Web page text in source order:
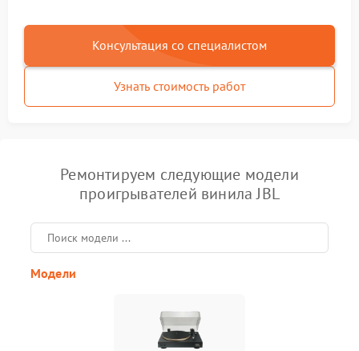
Консультация со специалистом
Узнать стоимость работ
Ремонтируем следующие модели
проигрывателей винила JBL
Модели